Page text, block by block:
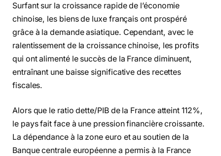
Surfant sur la croissance rapide de l’économie
chinoise, les biens de luxe français ont prospéré
grâce à la demande asiatique. Cependant, avec le
ralentissement de la croissance chinoise, les profits
qui ont alimenté le succès de la France diminuent,
entraînant une baisse significative des recettes
fiscales.
Alors que le ratio dette/PIB de la France atteint 112%,
le pays fait face à une pression financière croissante.
La dépendance à la zone euro et au soutien de la
Banque centrale européenne a permis à la France